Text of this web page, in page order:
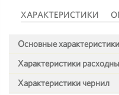
ХАРАКТЕРИСТИКИ
Основные характеристики
Характеристики
Характеристики чернил